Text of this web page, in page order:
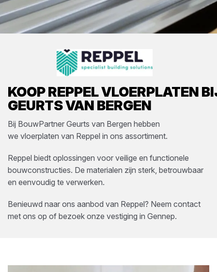
KOOPREPPELVLOERPLATEN
GEURTS VAN BERGEN
Bij BouwPartner Geurts van Bergen hebben
we vloerplaten van Reppel in ons assortiment.
Reppel biedt oplossingen voor veilige en functionele
bouwconstructies. De materialen zijn sterk, betrouwbaar
en eenvoudig te verwerken.
Benieuwd naar ons aanbod van Reppel? Neem contact
met ons op of bezoek onze vestiging in Gennep.